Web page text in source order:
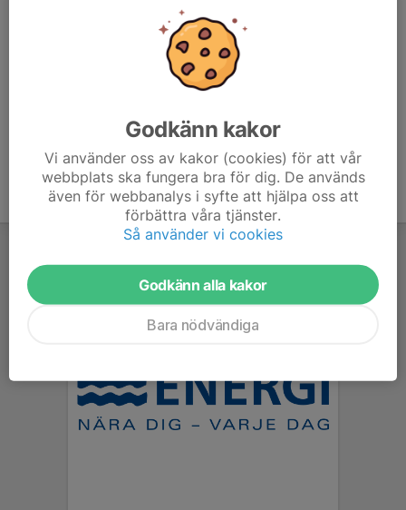
Godkänn kakor
Vi använder oss av kakor (cookies) för att vår
webbplats ska fungera bra för dig. De används
även för webbanalys i syfte att hjälpa oss att
förbättra våra tjänster.
Så använder vi cookies
Godkänn alla kakor
Bara nödvändiga